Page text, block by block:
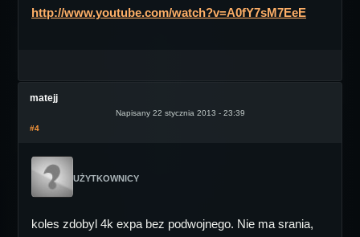
http://www.youtube.com/watch?v=A0fY7sM7EeE
matejj
Napisany 22 stycznia 2013 - 23:39
#4
UŻYTKOWNICY
koles zdobyl 4k expa bez podwojnego. Nie ma srania,